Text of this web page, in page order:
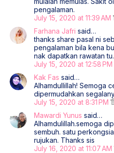
pengalaman.
July 15, 2020 at 11:39 AM
Farhana Jafri said…
thanks share pasal ni
pengalaman bila kena
nak dapatkan rawatan tu.
July 15, 2020 at 12:58 PM
Kak Fas said…
Alhamdullillah! Semoga
dipermudahkan
July 15, 2020 at 8:31 PM
Mawardi Yunus said…
Alhamdulillah.semoga
sembuh. satu
rujukan. Thanks sis
July 16, 2020 at 11:07 AM